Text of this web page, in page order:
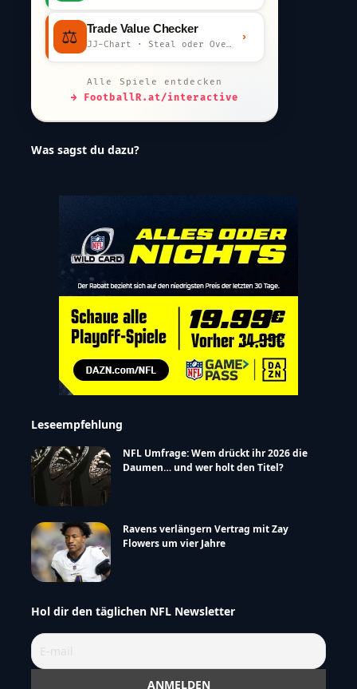
⚖️ Trade Value Checker
JJ-Chart · Steal oder Overpay?
›
Alle Spiele entdecken
→ FootballR.at/interactive
Was sagst du dazu?
Leseempfehlung
NFL Umfrage: Wem drückt ihr 2026 die
Daumen… und wer holt den Titel?
Ravens verlängern Vertrag mit Zay
Flowers um vier Jahre
Hol dir den täglichen NFL Newsletter